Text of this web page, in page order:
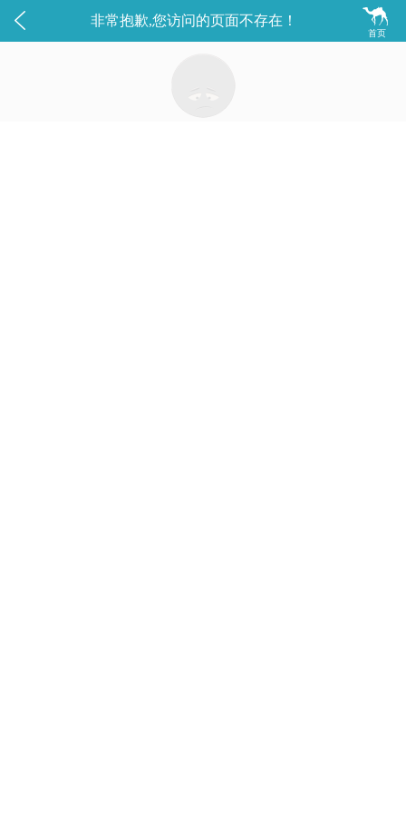
 
首页
非常抱歉,您访问的页面不存在！